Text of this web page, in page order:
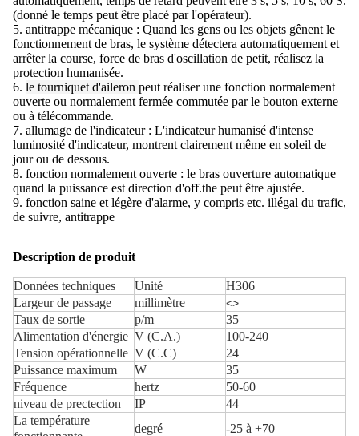
(donné le temps peut être placé par l'opérateur).
5. antitrappe mécanique : Quand les gens ou les objets gênent le
fonctionnement de bras, le système détectera automatiquement et
arrêter la course, force de bras d'oscillation de petit, réalisez la
protection humanisée.
6. le tourniquet d'aileron peut réaliser une fonction normalement
ouverte ou normalement fermée commutée par le bouton externe
ou à télécommande.
7. allumage de l'indicateur : L'indicateur humanisé d'intense
luminosité d'indicateur, montrent clairement même en soleil de
jour ou de dessous.
8. fonction normalement ouverte : le bras ouverture automatique
quand la puissance est direction d'off.the peut être ajustée.
9. fonction saine et légère d'alarme, y compris etc. illégal du trafic,
de suivre, antitrappe
Description de produit
Données techniques Unité
H306
Largeur de passage
millimètre <>
Taux de sortie p/m
35
Alimentation d'énergie V (C.A.)
100-240
Tension opérationnelle V (C.C)
24
Puissance maximum
W
35
Fréquence
hertz
50-60
niveau de prectection
IP
44
La température
degré -25 à +70